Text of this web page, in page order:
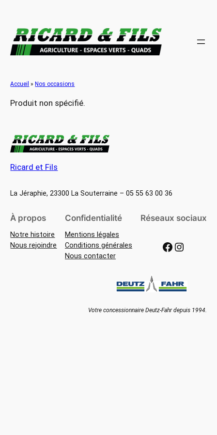
contenu
Accueil » Nos occasions
Produit non spécifié.
Ricard et Fils
La Jéraphie, 23300 La Souterraine – 05 55 63 00 36
À propos
Notre histoire
Nous rejoindre
Confidentialité
Mentions légales
Conditions générales
Nous contacter
Réseaux sociaux
Facebook Instagram
Votre concessionnaire Deutz-Fahr depuis 1994.